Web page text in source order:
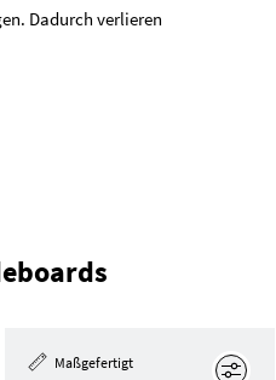
Dadurch verlieren
Maßgefertigt